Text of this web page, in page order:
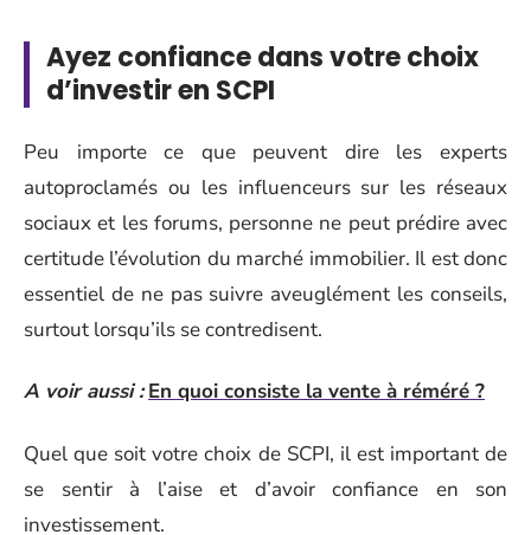
Ayez confiance dans votre choix
d’investir en SCPI
Peu importe ce que peuvent dire les experts
autoproclamés ou les influenceurs sur les réseaux
sociaux et les forums, personne ne peut prédire avec
certitude l’évolution du marché immobilier. Il est donc
essentiel de ne pas suivre aveuglément les conseils,
surtout lorsqu’ils se contredisent.
A voir aussi : En quoi consiste la vente à réméré ?
Quel que soit votre choix de SCPI, il est important de
se sentir à l’aise et d’avoir confiance en son
investissement.